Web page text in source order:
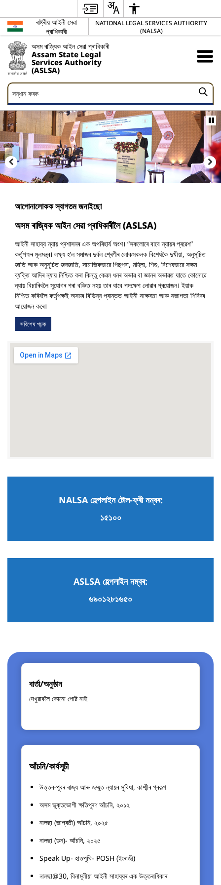
ৰাষ্ট্ৰীয় আইনী সেৱা
প্ৰাধিকাৰী
NATIONAL LEGAL SERVICES AUTHORITY
(NALSA)
অসম ৰাজ্যিক আইন সেৱা প্ৰাধিকাৰী
Assam State Legal
Services Authority
(ASLSA)
সন্ধান
কৰক
সন্ধান কৰক
আপোনালোকক স্বাগতম জনাইছো
অসম ৰাজ্যিক আইন সেৱা প্ৰাধিকাৰীলৈ (ASLSA)
আইনী সাহায্য ন্যায় প্ৰশাসনৰ এক অপৰিহাৰ্য অংশ। “সকলোৰে বাবে ন্যায়ৰ প্ৰৱেশ”
কৰ্তৃপক্ষৰ মূলমন্ত্ৰ। লক্ষ্য হ’ল সমাজৰ দুৰ্বল শ্ৰেণীৰ লোকসকলক বিশেষকৈ দুখীয়া, অনুসূচিত
জাতি আৰু অনুসূচিত জনজাতি, সামাজিকভাৱে পিছপৰা, মহিলা, শিশু, বিশেষভাৱে সক্ষম
ব্যক্তি আদিৰ ন্যায় নিশ্চিত কৰা কিন্তু কেৱল ধনৰ অভাৱ বা জ্ঞানৰ অভাৱত যাতে কোনোৱে
ন্যায় বিচাৰিবলৈ সুযোগৰ পৰা বঞ্চিত নহয় তাৰ বাবে পদক্ষেপ লোৱাৰ প্ৰয়োজন। ইয়াক
নিশ্চিত কৰিবলৈ কৰ্তৃপক্ষই অসমৰ বিভিন্ন প্ৰান্তত আইনী সাক্ষৰতা আৰু সজাগতা শিবিৰৰ
আয়োজন কৰে।
সবিশেষ পঢ়ক
NALSA হেল্পলাইন টোল-ফ্ৰী নম্বৰ:
১৫১০০
ASLSA হেল্পলাইন নম্বৰ:
৬৯০১২৮১৬৫০
বার্তা/অনুষ্ঠান
দেখুৱাবলৈ কোনো পোষ্ট নাই
পোষ্ট
আঁচনি/কাৰ্যসূচী
উত্তৰ-পূবৰ ৰাজ্য আৰু জম্মুত ন্যায়ৰ সুবিধা, কাশ্মীৰ প্ৰকল্প
অসম ভুক্তভোগী ক্ষতিপূৰণ আঁচনি, ২০১২
নালছা (জাগ্ৰতী) আঁচনি, ২০২৫
নালছা (ডন)- আঁচনি, ২০২৫
Speak Up- হাতপুথি- POSH (ইংৰাজী)
নালছা@30, বিনামূলীয়া আইনী সাহায্যৰ এক উত্তৰাধিকাৰ